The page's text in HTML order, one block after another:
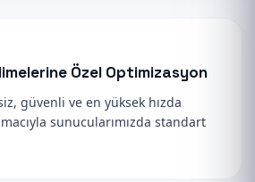
Özel Optimizasyon
güvenli ve en yüksek hızda
sunucularımızda standart